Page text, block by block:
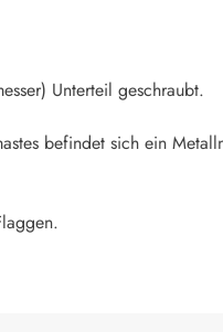
Unterteil geschraubt.
befindet sich ein